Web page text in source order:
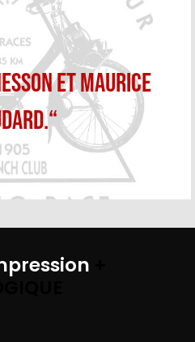
et Maurice